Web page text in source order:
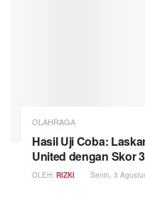
OLAHRAGA
Hasil Uji Coba:
United dengan Skor
OLEH: RIZKI Senin, 3